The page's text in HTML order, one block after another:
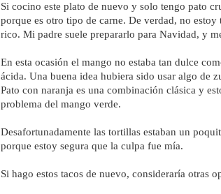
Si cocino este plato de nuevo y solo tengo pato
porque es otro tipo de carne. De verdad, no
rico. Mi padre suele prepararlo para Navidad, y
En esta ocasión el mango no estaba tan dulce
ácida. Una buena idea hubiera sido usar algo de
Pato con naranja es una combinación clásica y
problema del mango verde.
Desafortunadamente las tortillas estaban un
porque estoy segura que la culpa fue mía.
Si hago estos tacos de nuevo, consideraría otras